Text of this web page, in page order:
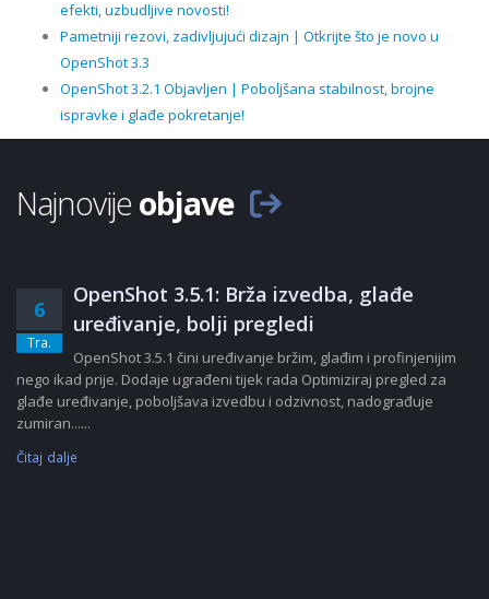
efekti, uzbudljive novosti!
Pametniji rezovi, zadivljujući dizajn | Otkrijte što je novo u
OpenShot 3.3
OpenShot 3.2.1 Objavljen | Poboljšana stabilnost, brojne
ispravke i glađe pokretanje!
Najnovijeobjave
6
Tra.
OpenShot 3.5.1: Brža izvedba, glađe
uređivanje, bolji pregledi
OpenShot 3.5.1 čini uređivanje bržim, glađim i profinjenijim
nego ikad prije. Dodaje ugrađeni tijek rada Optimiziraj pregled za
glađe uređivanje, poboljšava izvedbu i odzivnost, nadograđuje
zumiran......
Čitaj dalje